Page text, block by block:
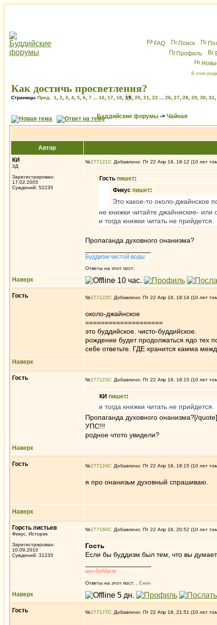
FAQ Поиск
Профиль
В этом
Как достичь просветления?
Страницы Пред. 1 2 3 4 5 6 7 16 17 18 19 20 21 22 26 27 28 29 30 31
Буддийские форумы -> Чайная
Автор
КИ
3Д
Зарегистрирован:
17.02.2005
Суждений: 52235
№277121 Добавлено: Пт 22 Апр 16, 18:12 (10 лет
Гость пишет:
Фикус пишет:
Это какое-то около-джайнское
не книжки читайте джайниские-
и тогда книжки читать не прийдется.
Пропаганда духовного онанизма?
Буддизм чистой воды
Ответы на этот пост:
Наверх
Гость №277122 Добавлено: Пт 22 Апр 16, 18:14 (10 лет
около-джайнское
====================
это буддийское. чисто-буддийское.
рождение будет продолжаться ядо тех
себе ответьте. ГДЕ хранится камма
Наверх
Гость №277123 Добавлено: Пт 22 Апр 16, 18:15 (10 лет
КИ пишет:
и тогда книжки читать не прийдется.
Пропаганда духовного онанизма?[/quote]
УПС!!!
родное чтото увидели?
Наверх
Гость №277124 Добавлено: Пт 22 Апр 16, 18:15 (10 лет
я про онанизьм духовный спрашиваю.
Наверх
Горсть листьев
Фикус, Историк
Зарегистрирован:
10.09.2010
Суждений: 31235
№277160 Добавлено: Пт 22 Апр 16, 20:52 (10 лет
Гость
Если бы буддизм был тем, что вы
нео-буддист
Ответы на этот пост: Ёжик
Наверх
Гость №277177 Добавлено: Пт 22 Апр 16, 21:51 (10 лет